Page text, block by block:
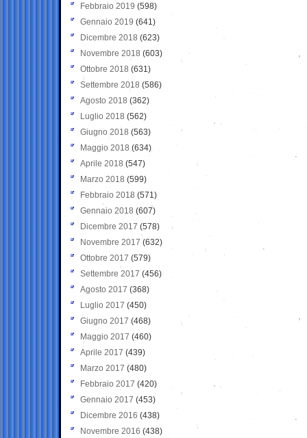
Febbraio 2019 (598)
Gennaio 2019 (641)
Dicembre 2018 (623)
Novembre 2018 (603)
Ottobre 2018 (631)
Settembre 2018 (586)
Agosto 2018 (362)
Luglio 2018 (562)
Giugno 2018 (563)
Maggio 2018 (634)
Aprile 2018 (547)
Marzo 2018 (599)
Febbraio 2018 (571)
Gennaio 2018 (607)
Dicembre 2017 (578)
Novembre 2017 (632)
Ottobre 2017 (579)
Settembre 2017 (456)
Agosto 2017 (368)
Luglio 2017 (450)
Giugno 2017 (468)
Maggio 2017 (460)
Aprile 2017 (439)
Marzo 2017 (480)
Febbraio 2017 (420)
Gennaio 2017 (453)
Dicembre 2016 (438)
Novembre 2016 (438)